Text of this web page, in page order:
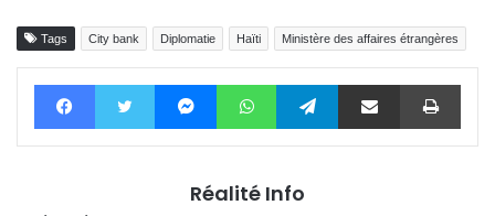
Tags City bank Diplomatie Haïti Ministère des affaires étrangères
FacebookTwitter MessengerWhatsAppTelegram Partager par email
Réalité Info